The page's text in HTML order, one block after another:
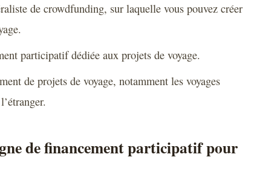
de crowdfunding, sur laquelle vous pouvez créer
participatif dédiée aux projets de voyage.
de projets de voyage, notamment les voyages
de financement participatif pour